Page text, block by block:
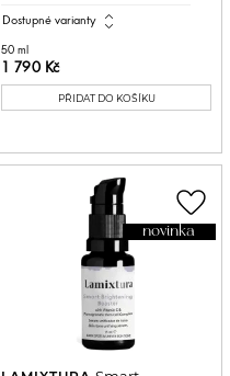
Dostupné varianty expand_all
50 ml
1 790 Kč
PŘIDAT DO KOŠÍKU
novinka
favorite_border